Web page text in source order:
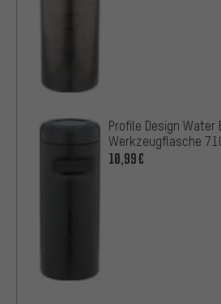
Profile Design
Werkzeugflasche
10,99€